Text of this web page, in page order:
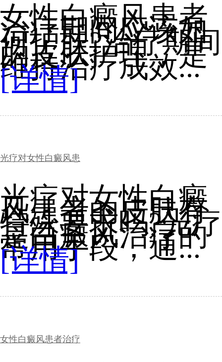
女性白癜风患者
治疗期间应该如
何护肤?治疗期间
的皮肤护理，是
维持治疗成效...
[详情]
光疗对女性白癜风患
光疗对女性白癜
风患者的皮肤有
特殊要求吗?光疗
是白癜风治疗的
常用手段，通...
[详情]
女性白癜风患者治疗